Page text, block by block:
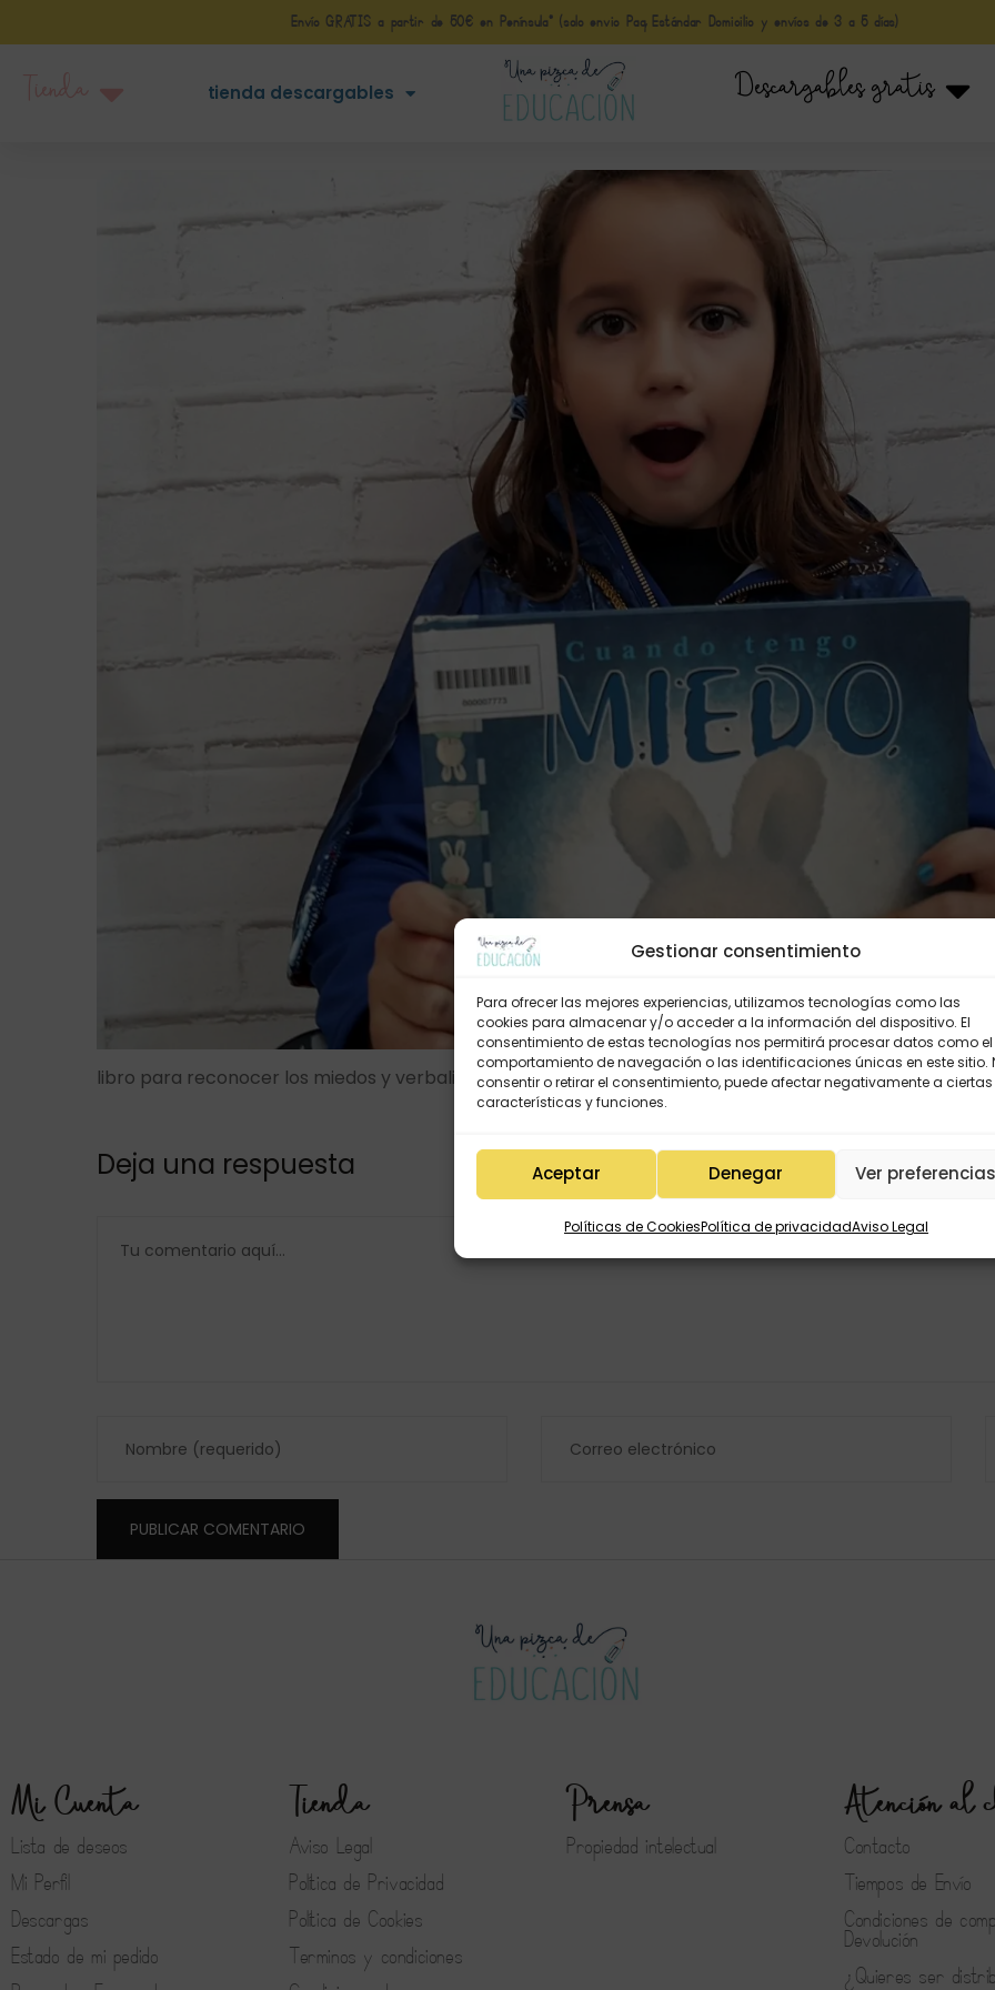
Gestionar consentimiento
Para ofrecer las mejores experiencias, utilizamos tecnologías como las
cookies para almacenar y/o acceder a la información del dispositivo. El
consentimiento de estas tecnologías nos permitirá procesar datos como el
comportamiento de navegación o las identificaciones únicas en este sitio.
consentir o retirar el consentimiento, puede afectar negativamente a ciertas
características y funciones.
Aceptar Denegar Ver
Políticas de CookiesPolítica de privacidadAviso Legal
Envío GRATIS a partir de 50€ en Península* (solo envio Paq Estándar Domicilio y envíos de 3 a 5 días)
tienda descargables Descargables gratis
libro para reconocer los miedos y verbalizarlos
Deja una respuesta
Mi Cuenta
Lista de deseos
Mi Perfil
Descargas
Estado de mi pedido
Tienda
Aviso Legal
Política de Privacidad
Política de Cookies
Terminos y condiciones
Prensa
Propiedad intelectual
Atención al
Contacto
Tiempos de Envío
Condiciones de
Devolución
¿Quieres ser